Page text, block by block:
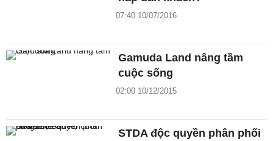
07:40 10/07/2016
Gamuda Land nâng tầm
cuộc sống
02:00 10/12/2015
STDA độc quyền phân phối